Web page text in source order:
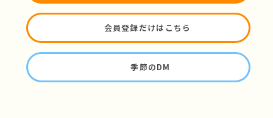
会員登録だけはこちら
季節のDM